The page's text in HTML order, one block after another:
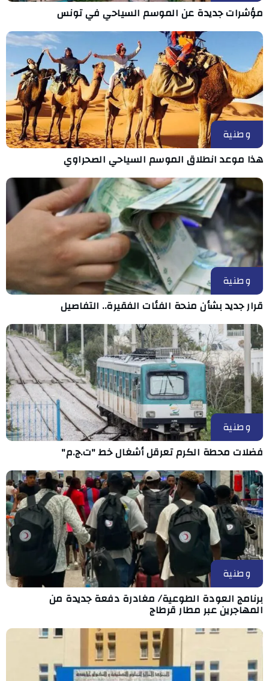
مؤشرات جديدة عن الموسم السياحي في تونس
وطنية
هذا موعد انطلاق الموسم السياحي الصحراوي
وطنية
قرار جديد بشأن منحة الفئات الفقيرة.. التفاصيل
وطنية
فضلات محطة الكرم تعرقل أشغال خط "ت.ج.م"
وطنية
برنامج العودة الطوعية/ مغادرة دفعة جديدة من
المهاجرين عبر مطار قرطاج